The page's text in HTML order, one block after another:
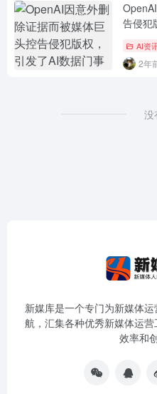
告侵犯
AI资
2年
没
新媒库是一个专门为新媒体
航，汇集各种优秀新媒体运
效率和